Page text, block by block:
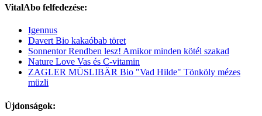
VitalAbo felfedezése:
Igennus
Davert Bio kakaóbab töret
Sonnentor Rendben lesz! Amikor minden kötél szakad
Nature Love Vas és C-vitamin
ZAGLER MÜSLIBÄR Bio "Vad Hilde" Tönköly mézes
müzli
Újdonságok: